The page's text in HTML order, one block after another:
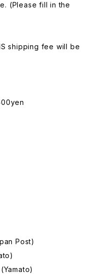
(Please fill in the
shipping fee will be
Post)